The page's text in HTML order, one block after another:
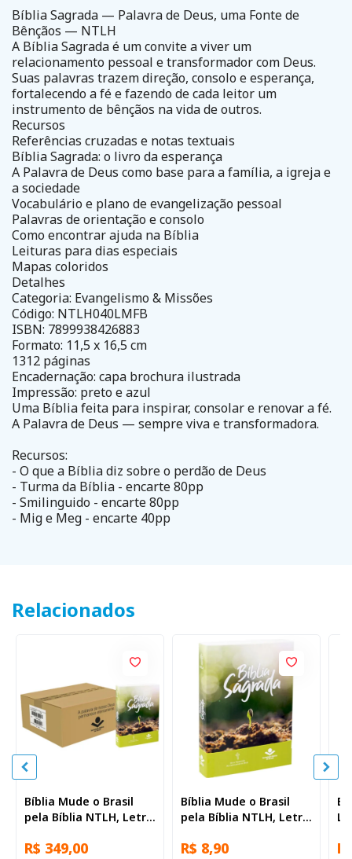
Bíblia Sagrada — Palavra de Deus, uma Fonte de
Bênçãos — NTLH
A Bíblia Sagrada é um convite a viver um
relacionamento pessoal e transformador com Deus.
Suas palavras trazem direção, consolo e esperança,
fortalecendo a fé e fazendo de cada leitor um
instrumento de bênçãos na vida de outros.
Recursos
Referências cruzadas e notas textuais
Bíblia Sagrada: o livro da esperança
A Palavra de Deus como base para a família, a igreja e
a sociedade
Vocabulário e plano de evangelização pessoal
Palavras de orientação e consolo
Como encontrar ajuda na Bíblia
Leituras para dias especiais
Mapas coloridos
Detalhes
Categoria: Evangelismo & Missões
Código: NTLH040LMFB
ISBN: 7899938426883
Formato: 11,5 x 16,5 cm
1312 páginas
Encadernação: capa brochura ilustrada
Impressão: preto e azul
Uma Bíblia feita para inspirar, consolar e renovar a fé.
A Palavra de Deus — sempre viva e transformadora.
Recursos:
- O que a Bíblia diz sobre o perdão de Deus
- Turma da Bíblia - encarte 80pp
- Smilinguido - encarte 80pp
- Mig e Meg - encarte 40pp
Relacionados
Bíblia Mude o Brasil
pela Bíblia NTLH, Letra
— 52 Biblias
R$ 349,00
Bíblia Mude o Brasil
pela Bíblia NTLH, Letra
Ilustrada: Verde claro
R$ 8,90